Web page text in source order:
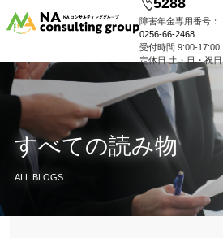
障害年金専用番号：
0256-66-2468
受付時間 9:00-17:00
定休日 土・日・祝日
すべての読み物
ALL BLOGS